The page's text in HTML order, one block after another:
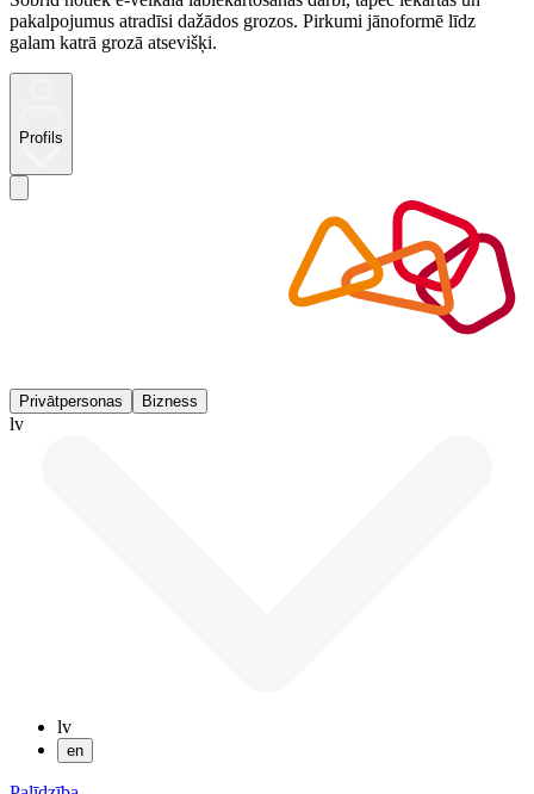
pakalpojumus atradīsi dažādos grozos. Pirkumi jānoformē līdz
galam katrā grozā atsevišķi.
Profils
Privātpersonas Bizness
lv
lv
en